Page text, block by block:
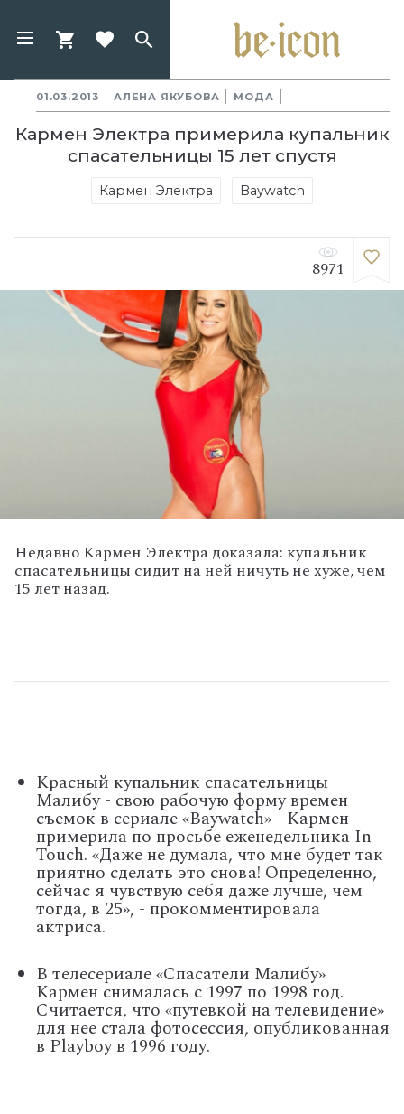
01.03.2013 АЛЕНА ЯКУБОВА МОДА
Кармен Электра примерила купальник
спасательницы 15 лет спустя
Кармен Электра Baywatch
8971
Недавно Кармен Электра доказала: купальник
спасательницы сидит на ней ничуть не хуже, чем
15 лет назад.
Красный купальник спасательницы
Малибу - свою рабочую форму времен
съемок в сериале «Baywatch» - Кармен
примерила по просьбе еженедельника In
Touch. «Даже не думала, что мне будет так
приятно сделать это снова! Определенно,
сейчас я чувствую себя даже лучше, чем
тогда, в 25», - прокомментировала
актриса.
В телесериале «Спасатели Малибу»
Кармен снималась с 1997 по 1998 год.
Считается, что «путевкой на телевидение»
для нее стала фотосессия, опубликованная
в Playboy в 1996 году.